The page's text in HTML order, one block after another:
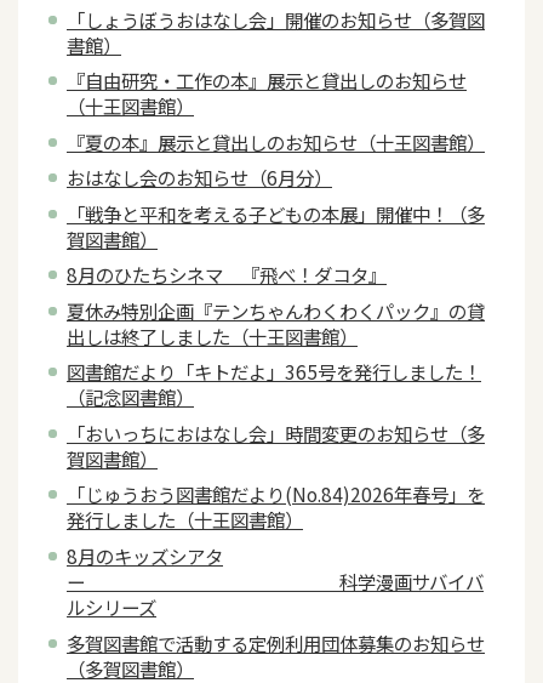
「しょうぼうおはなし会」開催のお知らせ（多賀図
書館）
『自由研究・工作の本』展示と貸出しのお知らせ
（十王図書館）
『夏の本』展示と貸出しのお知らせ（十王図書館）
おはなし会のお知らせ（6月分）
「戦争と平和を考える子どもの本展」開催中！（多
賀図書館）
8月のひたちシネマ 『飛べ！ダコタ』
夏休み特別企画『テンちゃんわくわくパック』の貸
出しは終了しました（十王図書館）
図書館だより「キトだよ」365号を発行しました！
（記念図書館）
「おいっちにおはなし会」時間変更のお知らせ（多
賀図書館）
「じゅうおう図書館だより(No.84)2026年春号」を
発行しました（十王図書館）
8月のキッズシアタ
ー 科学漫画サバイバ
ルシリーズ
多賀図書館で活動する定例利用団体募集のお知らせ
（多賀図書館）